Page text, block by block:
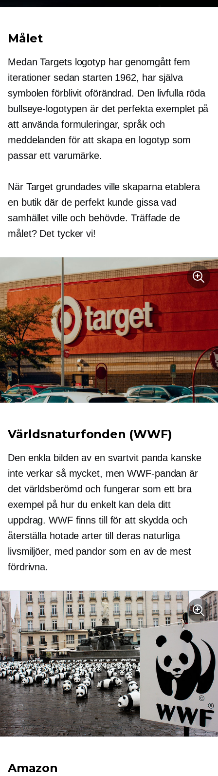
Målet
Medan Targets logotyp har genomgått fem
iterationer sedan starten 1962, har själva
symbolen förblivit oförändrad. Den livfulla röda
bullseye-logotypen är det perfekta exemplet på
att använda formuleringar, språk och
meddelanden för att skapa en logotyp som
passar ett varumärke.
När Target grundades ville skaparna etablera
en butik där de perfekt kunde gissa vad
samhället ville och behövde. Träffade de
målet? Det tycker vi!
Världsnaturfonden (WWF)
Den enkla bilden av en svartvit panda kanske
inte verkar så mycket, men WWF-pandan är
det världsberömd och fungerar som ett bra
exempel på hur du enkelt kan dela ditt
uppdrag. WWF finns till för att skydda och
återställa hotade arter till deras naturliga
livsmiljöer, med pandor som en av de mest
fördrivna.
Amazon